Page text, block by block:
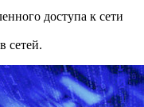
доступа к сети
сетей.